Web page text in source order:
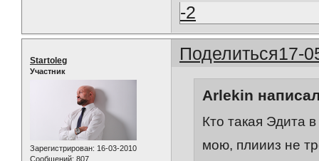
-2
Поделиться17-
Startoleg
Участник
Зарегистрирован: 16-03-2010
Сообщений: 807
Arlekin
Кто такая Эдита
мою, плиииз не